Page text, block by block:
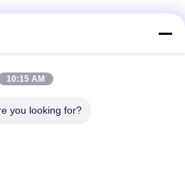
1-31800364-0 642-09008 642-
SORL für japanische LKW ISUZU
Verwendung für
10:15 AM
you looking for?